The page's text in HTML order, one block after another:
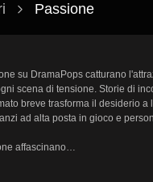
Passione
su DramaPops catturano
scena di tensione. Storie di
breve trasforma il desiderio
ad alta posta in gioco e
affascinano